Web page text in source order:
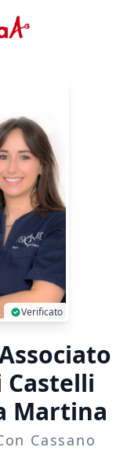
Verificato
Martina
Cassano